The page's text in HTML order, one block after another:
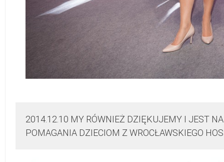
2014.12.10 MY RÓWNIEŻ DZIĘKUJEMY I JEST
POMAGANIA DZIECIOM Z WROCŁAWSKIEGO